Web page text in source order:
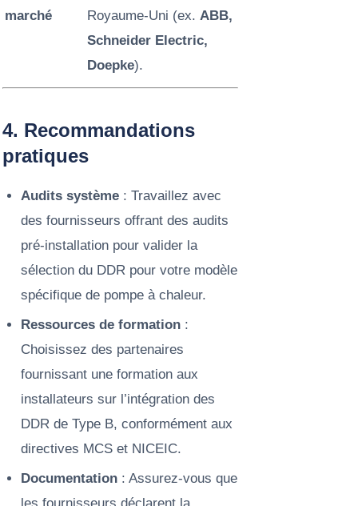
marché
Royaume-Uni (ex. ABB,
Schneider Electric,
Doepke).
4. Recommandations
pratiques
Audits système: Travaillez avec
des fournisseurs offrant des audits
pré-installation pour valider la
sélection du DDR pour votre modèle
spécifique de pompe à chaleur.
Ressources de formation:
Choisissez des partenaires
fournissant une formation aux
installateurs sur l’intégration des
DDR de Type B, conformément aux
directives MCS et NICEIC.
Documentation: Assurez-vous que